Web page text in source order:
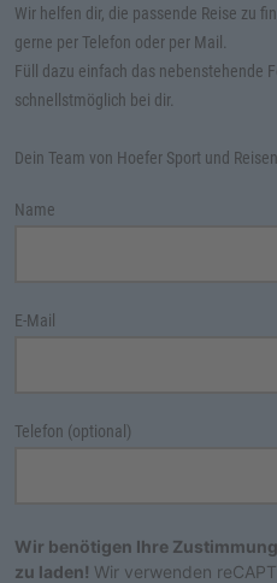
Wir helfen dir, die passende Reise zu
gerne per Telefon oder per Mail.
Füll dazu einfach das nebenstehende
schnellstmöglich bei dir.
Dein Team von Hoefer Sport und Reisen
Name
E-Mail
Telefon (optional)
Wir benötigen Ihre
zu laden! Wir verwenden